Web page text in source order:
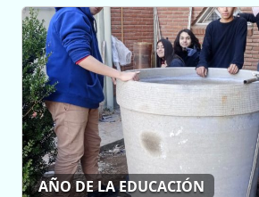
AÑO DE LA EDUCACIÓN